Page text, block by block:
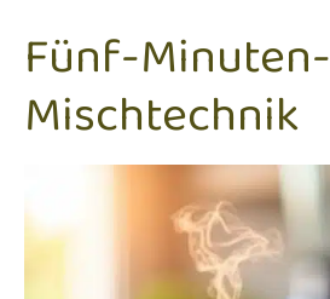
Fünf-Minuten-
Mischtechnik